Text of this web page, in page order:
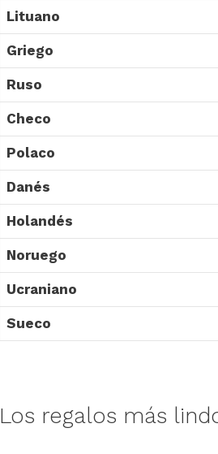
Lituano
Griego
Ruso
Checo
Polaco
Danés
Holandés
Noruego
Ucraniano
Sueco
Los regalos más